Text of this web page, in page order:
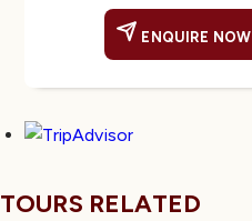
ENQUIRE NOW
TOURS RELATED